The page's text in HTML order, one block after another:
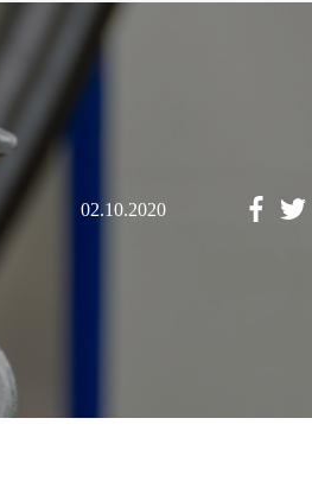
02.10.2020